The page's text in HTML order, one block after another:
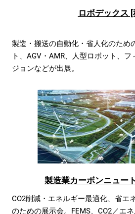
ロボデックス [
製造・搬送の自動化・省人化のため
ト、AGV・AMR、人型ロボット、
ジョンなどが出展。
製造業カーボンニュー
CO2削減・エネルギー最適化、省エ
のための展示会。FEMS、CO2／エ